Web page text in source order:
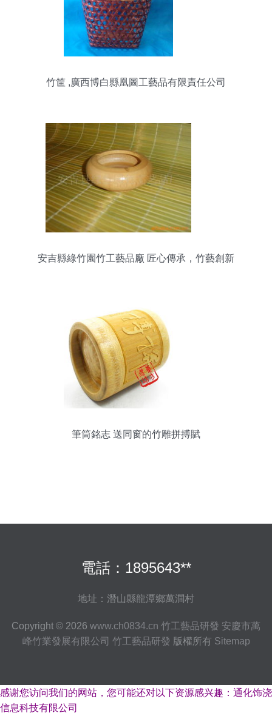
竹筐 ,廣西博白縣凰圖工藝品有限責任公司
安吉縣綠竹園竹工藝品廠 匠心傳承，竹藝創新
筆筒銘志 送同窗的竹雕拼搏賦
電話：1895643**
地址：潛山縣龍潭鄉萬澗村
Copyright © 2026 www.ch0834.cn 竹工藝品研發 安慶市萬
峰竹業發展有限公司 竹工藝品研發 版權所有 Sitemap
感谢您访问我们的网站，您可能还对以下资源感兴趣：通化饰浇
信息科技有限公司